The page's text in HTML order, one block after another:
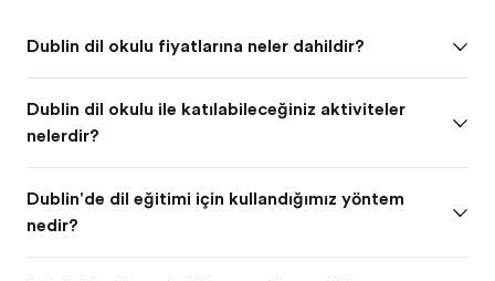
Dublin dil okulu fiyatlarına neler dahildir?
Dublin dil okulu ile katılabileceğiniz aktiviteler
nelerdir?
Dublin'de dil eğitimi için kullandığımız yöntem
nedir?